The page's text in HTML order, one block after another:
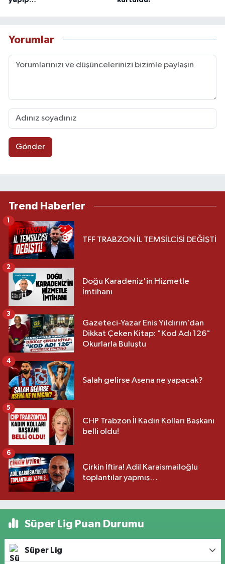
Yorumlar
Gönder
Trend Haberler
TFF TRABZON İL TEMSİLCİSİ DEĞİŞTİ
1
Doğu Karadeniz'in Hizmetle
İmtihanı
2
Gazeteci-Yazar Enis Yıldırım’dan
Dikkat Çeken Kitap: "Kod Adı 126"
Okurlarla Buluştu
3
Salah gelirse Asena ne yapacak?
4
CHP Trabzon İl Kadın Kolları Başkanı
belli oldu!
5
Çirkin İftira! Adil Karaismailoğlu
toplantılar yapmış…
6
Süper Lig Puan Durumu
Süper Lig